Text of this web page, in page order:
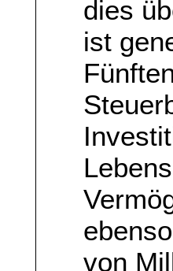
dies
ist
von